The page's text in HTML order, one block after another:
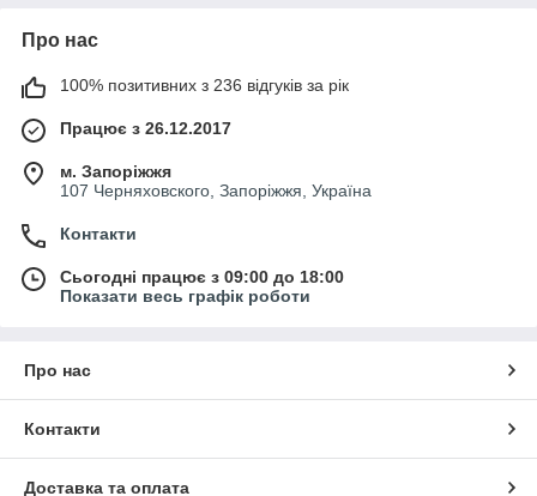
Про нас
100% позитивних з 236 відгуків за рік
Працює з 26.12.2017
м. Запоріжжя
107 Черняховского, Запоріжжя, Україна
Контакти
Сьогодні працює з 09:00 до 18:00
Показати весь графік роботи
Про нас
Контакти
Доставка та оплата